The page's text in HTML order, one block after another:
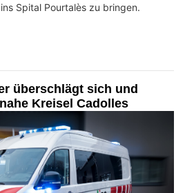
Spital Pourtalès zu bringen.
überschlägt sich und
Kreisel Cadolles